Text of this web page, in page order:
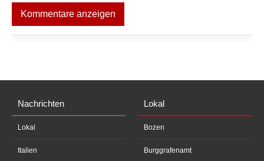
Kommentare anzeigen
Nachrichten
Lokal
Italien
Lokal
Bozen
Burggrafenamt